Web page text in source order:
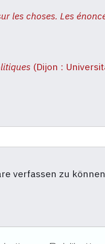
les choses. Les
(Dijon :
verfassen zu können